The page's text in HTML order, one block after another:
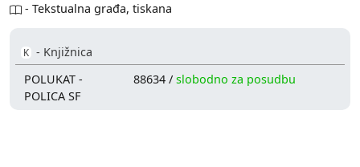
- Tekstualna građa, tiskana
K - Knjižnica
POLUKAT -
POLICA SF
88634 /slobodno za posudbu